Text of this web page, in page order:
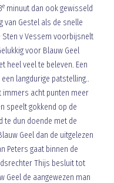
eminuut dan ook gewisseld
van Gestel als de snelle
v Vessem voorbijsnelt
voor Blauw Geel
heel veel te beleven. Een
langdurige patstelling..
immers acht punten meer
speelt gokkend op de
te dun doende met de
Geel dan de uitgelezen
Peters gaat binnen de
Thijs besluit tot
Geel de aangewezen man